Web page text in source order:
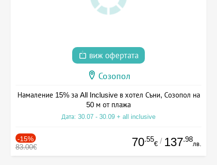
виж офертата
Созопол
Намаление 15% за All Inclusive в хотел Съни, Созопол на
50 м от плажа
Дата: 30.07 - 30.09 + all inclusive
-15%
83.00€ 70.55
€ / 137.98
лв.